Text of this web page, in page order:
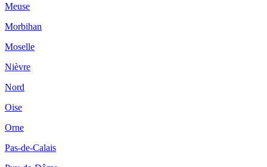
Meuse
Morbihan
Moselle
Nièvre
Nord
Oise
Orne
Pas-de-Calais